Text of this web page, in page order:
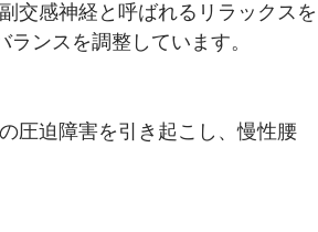
交感神経と呼ばれるリラックスを
ンスを調整しています。
圧迫障害を引き起こし、慢性腰